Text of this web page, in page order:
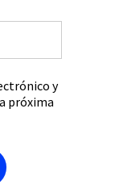
y
próxima